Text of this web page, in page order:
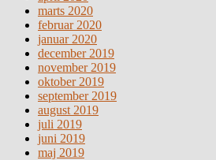
marts 2020
februar 2020
januar 2020
december 2019
november 2019
oktober 2019
september 2019
august 2019
juli 2019
juni 2019
maj 2019